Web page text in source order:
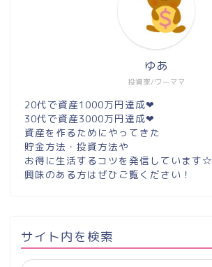
投資家/ワーママ
ゆあ
20代で資産1000万円達成❤︎
30代で資産3000万円達成❤︎
資産を作るためにやってきた
貯金方法・投資方法や
お得に生活するコツを発信しています☆
興味のある方はぜひご覧ください！
サイト内を検索